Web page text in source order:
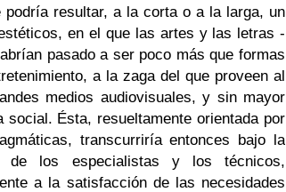
podría resultar, a la corta o a la larga, un
en el que las artes y las letras -
pasado a ser poco más que formas
a la zaga del que proveen al
medios audiovisuales, y sin mayor
social. Ésta, resueltamente orientada por
transcurriría entonces bajo la
de los especialistas y los técnicos,
a la satisfacción de las necesidades